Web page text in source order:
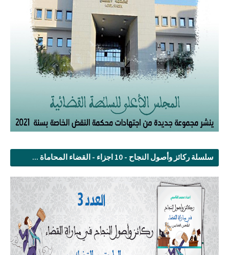
سلسلة ركائز وأصول النجاح - 10 اجزاء - القضاء المحاماة ...